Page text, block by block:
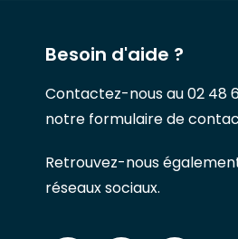
Besoin d'aide ?
Contactez-nous au 02 48
notre formulaire de
Retrouvez-nous
réseaux sociaux.